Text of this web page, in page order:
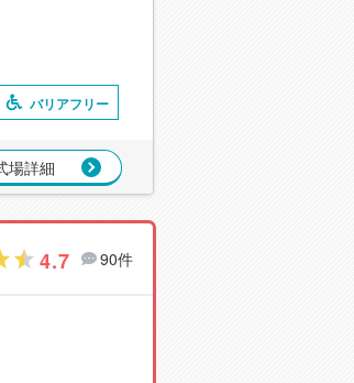
バリアフリー
場詳細
4.7 90件